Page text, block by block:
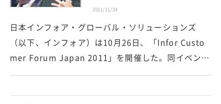
2011/11/24
日本インフォア・グローバル・ソリューションズ
（以下、インフォア）は10月26日、「Infor Custo
mer Forum Japan 2011」を開催した。同イベン…